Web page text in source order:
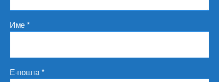
Име*
Е-пошта *